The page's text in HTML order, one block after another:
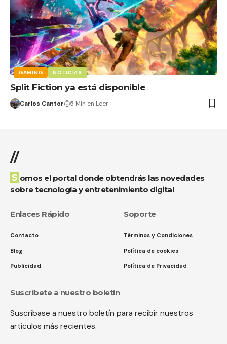
GAMING NOTICIAS
Split Fiction ya está disponible
Carlos Cantor 5 Min en Leer
//
Somos el portal donde obtendrás las novedades
sobre tecnología y entretenimiento digital
Enlaces Rápido
Contacto
Blog
Publicidad
Soporte
Términos y Condiciones
Política de cookies
Política de Privacidad
Suscríbete a nuestro boletín
Suscríbase a nuestro boletín para recibir nuestros
artículos más recientes.